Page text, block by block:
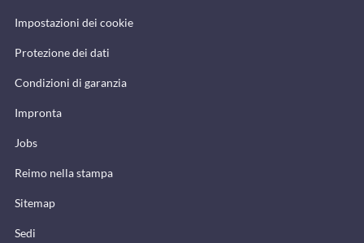
Impostazioni dei cookie
Protezione dei dati
Condizioni di garanzia
Impronta
Jobs
Reimo nella stampa
Sitemap
Sedi